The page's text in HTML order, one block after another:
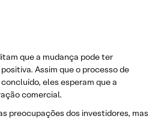
que a mudança pode ter
Assim que o processo de
eles esperam que a
comercial.
preocupações dos investidores, mas